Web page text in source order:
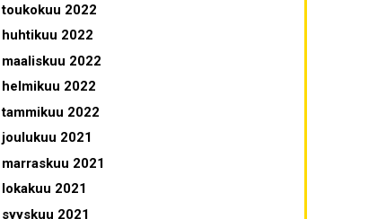
toukokuu 2022
huhtikuu 2022
maaliskuu 2022
helmikuu 2022
tammikuu 2022
joulukuu 2021
marraskuu 2021
lokakuu 2021
syyskuu 2021